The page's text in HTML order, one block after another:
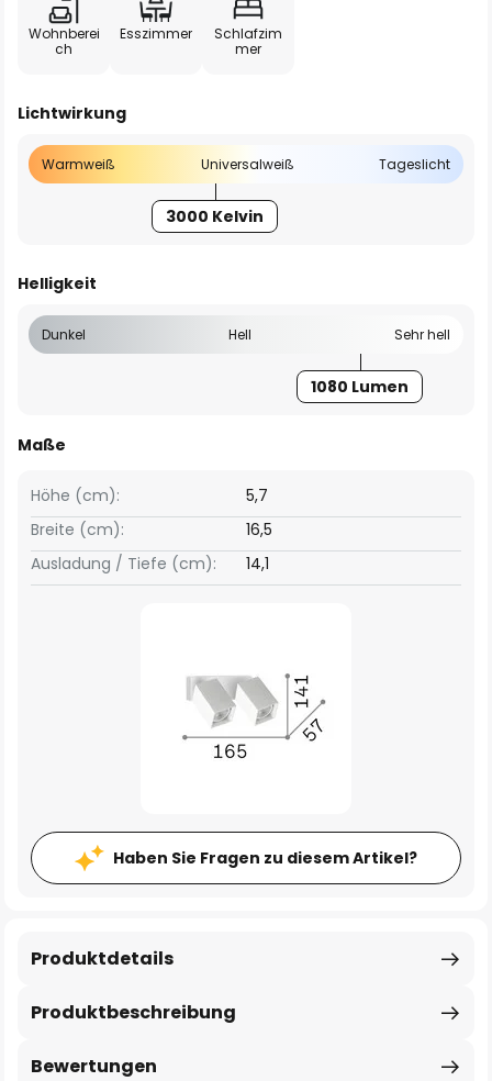
Wohnberei
ch
Esszimmer
Schlafzim
mer
Lichtwirkung
Warmweiß Universalweiß Tageslicht
3000 Kelvin
Helligkeit
Dunkel Hell Sehr hell
1080 Lumen
Maße
Breite (cm): 16,5
Höhe (cm): 5,7
Ausladung / Tiefe (cm): 14,1
Haben Sie Fragen zu diesem Artikel?
Produktbeschreibung
Produktdetails
Bewertungen